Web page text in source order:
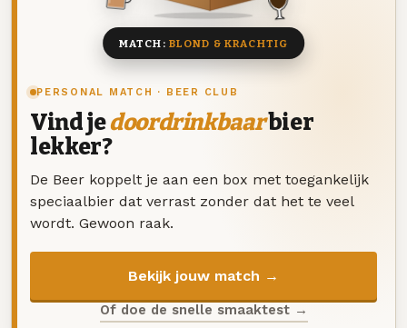
PERSONAL MATCH · BEER CLUB
Vind jedoordrinkbaarbier
lekker?
De Beer koppelt je aan een box met toegankelijk
speciaalbier dat verrast zonder dat het te veel
wordt. Gewoon raak.
Bekijk jouw match →
Of doe de snelle smaaktest →
MATCH: BLOND & KRACHTIG